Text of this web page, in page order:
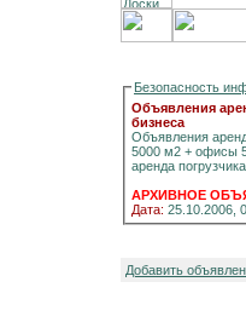
Безопасность
Объявления
бизнеса
Объявления
5000 м2 + офисы 50-500 м2 + склады 100-5000 м2 +
аренда
АРХИВНОЕ
Дата: 25.10.2006,
Добавить